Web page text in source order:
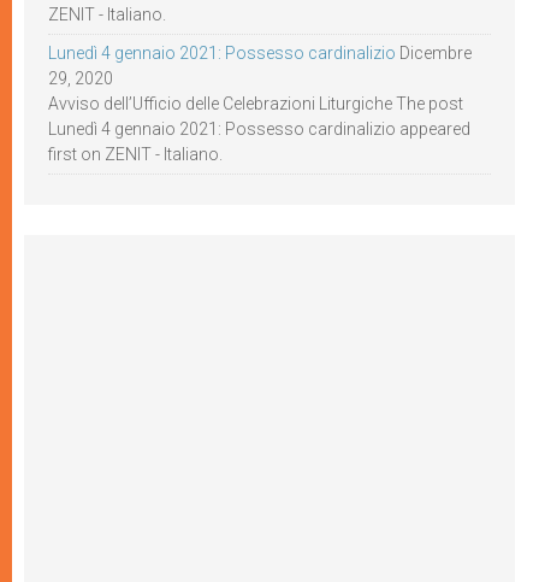
ZENIT - Italiano.
Lunedì 4 gennaio 2021: Possesso cardinalizio Dicembre
29, 2020
Avviso dell’Ufficio delle Celebrazioni Liturgiche The post
Lunedì 4 gennaio 2021: Possesso cardinalizio appeared
first on ZENIT - Italiano.